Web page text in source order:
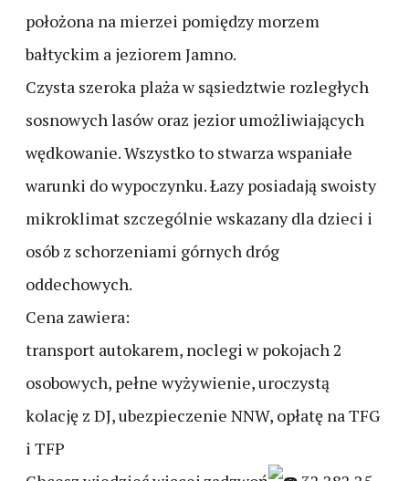
położona na mierzei pomiędzy morzem
bałtyckim a jeziorem Jamno.
Czysta szeroka plaża w sąsiedztwie rozległych
sosnowych lasów oraz jezior umożliwiających
wędkowanie. Wszystko to stwarza wspaniałe
warunki do wypoczynku. Łazy posiadają swoisty
mikroklimat szczególnie wskazany dla dzieci i
osób z schorzeniami górnych dróg
oddechowych.
Cena zawiera:
transport autokarem, noclegi w pokojach 2
osobowych, pełne wyżywienie, uroczystą
kolację z DJ, ubezpieczenie NNW, opłatę na TFG
i TFP